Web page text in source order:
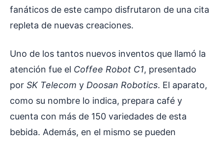
fanáticos de este campo disfrutaron de una cita
repleta de nuevas creaciones.
Uno de los tantos nuevos inventos que llamó la
atención fue el Coffee Robot C1, presentado
por SK Telecom y Doosan Robotics. El aparato,
como su nombre lo indica, prepara café y
cuenta con más de 150 variedades de esta
bebida. Además, en el mismo se pueden